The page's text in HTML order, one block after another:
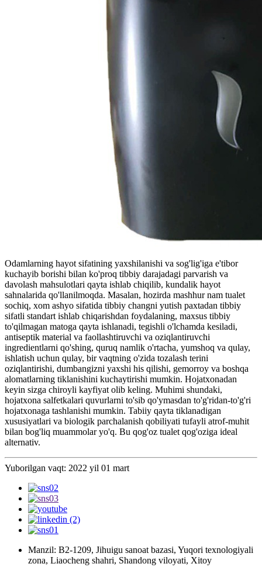
Odamlarning hayot sifatining yaxshilanishi va sog'lig'iga e'tibor
kuchayib borishi bilan ko'proq tibbiy darajadagi parvarish va
davolash mahsulotlari qayta ishlab chiqilib, kundalik hayot
sahnalarida qo'llanilmoqda. Masalan, hozirda mashhur nam tualet
sochiq, xom ashyo sifatida tibbiy changni yutish paxtadan tibbiy
sifatli standart ishlab chiqarishdan foydalaning, maxsus tibbiy
to'qilmagan matoga qayta ishlanadi, tegishli o'lchamda kesiladi,
antiseptik material va faollashtiruvchi va oziqlantiruvchi
ingredientlarni qo'shing, quruq namlik o'rtacha, yumshoq va qulay,
ishlatish uchun qulay, bir vaqtning o'zida tozalash terini
oziqlantirishi, dumbangizni yaxshi his qilishi, gemorroy va boshqa
alomatlarning tiklanishini kuchaytirishi mumkin. Hojatxonadan
keyin sizga chiroyli kayfiyat olib keling. Muhimi shundaki,
hojatxona salfetkalari quvurlarni to'sib qo'ymasdan to'g'ridan-to'g'ri
hojatxonaga tashlanishi mumkin. Tabiiy qayta tiklanadigan
xususiyatlari va biologik parchalanish qobiliyati tufayli atrof-muhit
bilan bog'liq muammolar yo'q. Bu qog'oz tualet qog'oziga ideal
alternativ.
Yuborilgan vaqt: 2022 yil 01 mart
Manzil: B2-1209, Jihuigu sanoat bazasi, Yuqori texnologiyali
zona, Liaocheng shahri, Shandong viloyati, Xitoy